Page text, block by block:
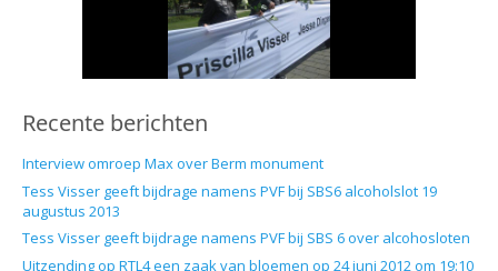
Recente berichten
Interview omroep Max over Berm monument
Tess Visser geeft bijdrage namens PVF bij SBS6 alcoholslot 19
augustus 2013
Tess Visser geeft bijdrage namens PVF bij SBS 6 over alcohosloten
Uitzending op RTL4 een zaak van bloemen op 24 juni 2012 om 19:10